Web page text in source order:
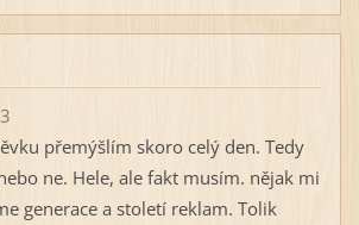
přemýšlím skoro celý den. Tedy
ne. Hele, ale fakt musím. nějak mi
generace a století reklam. Tolik